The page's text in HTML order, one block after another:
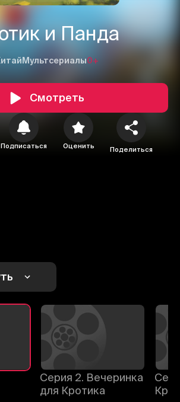
и Панда
Мультсериалы0+
Смотреть
Подписаться Оценить Поделиться
Серия 2. Вечеринка
для Кротика
1
Отправить
Авторизоваться